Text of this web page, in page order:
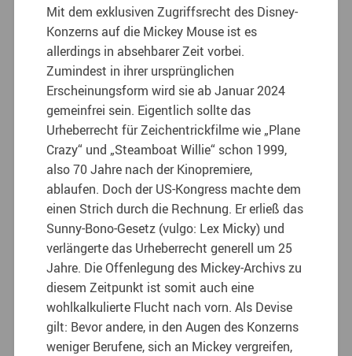
Mit dem exklusiven Zugriffsrecht des Disney-
Konzerns auf die Mickey Mouse ist es
allerdings in absehbarer Zeit vorbei.
Zumindest in ihrer ursprünglichen
Erscheinungsform wird sie ab Januar 2024
gemeinfrei sein. Eigentlich sollte das
Urheberrecht für Zeichentrickfilme wie „Plane
Crazy“ und „Steamboat Willie“ schon 1999,
also 70 Jahre nach der Kinopremiere,
ablaufen. Doch der US-Kongress machte dem
einen Strich durch die Rechnung. Er erließ das
Sunny-Bono-Gesetz (vulgo: Lex Micky) und
verlängerte das Urheberrecht generell um 25
Jahre. Die Offenlegung des Mickey-Archivs zu
diesem Zeitpunkt ist somit auch eine
wohlkalkulierte Flucht nach vorn. Als Devise
gilt: Bevor andere, in den Augen des Konzerns
weniger Berufene, sich an Mickey vergreifen,